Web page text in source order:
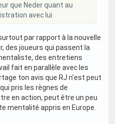
que Neder quant au
avec lui
par rapport à la nouvelle
des joueurs qui passent la
des entretiens
fait en parallèle avec les
ton avis que RJ n'est peut
pris les règnes de
en action, peut être un peu
mentalité appris en Europe.